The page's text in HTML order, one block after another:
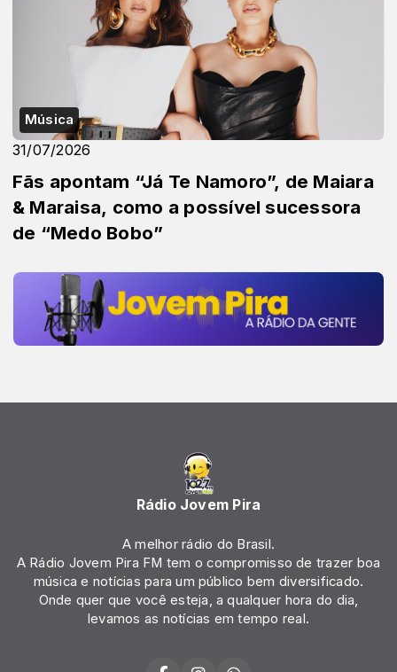
Música
31/07/2026
Fãs apontam “Já Te Namoro”, de Maiara
& Maraisa, como a possível sucessora
de “Medo Bobo”
Rádio Jovem Pira
A melhor rádio do Brasil.
A Rádio Jovem Pira FM tem o compromisso de trazer boa
música e notícias para um público bem diversificado.
Onde quer que você esteja, a qualquer hora do dia,
levamos as notícias em tempo real.